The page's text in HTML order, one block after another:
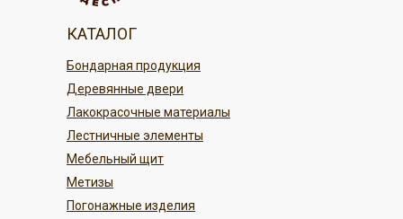
переводом
Безналичным платежом
Наличными при получении; в нашем
ПОДРОБНЕЕ
Метизы
Деревянные двери
Лакокрасочные материалы
Погонажные изделия
Мебельный щит
Лестничные элементы
Бондарная продукция
КАТАЛОГ